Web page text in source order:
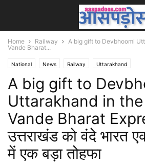
Home Railway
A big gift to Devbhoomi
Vande Bharat...
National News Railway Uttarakhand
A big gift to
Uttarakhand in
Vande Bharat
उत्तराखंड को वंदे भारत
में एक बड़ा तोहफा